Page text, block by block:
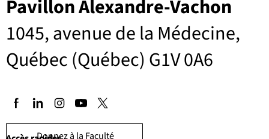
Pavillon Alexandre-Vachon
1045, avenue de la Médecine,
Québec (Québec) G1V 0A6
Donnez à la Faculté